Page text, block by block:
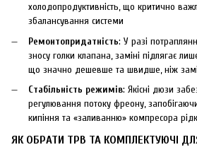
холодопродуктивність, що критично
збалансування системи
Ремонтопридатність: У разі
зносу голки клапана, заміні підлягає
що значно дешевше та швидше, ніж
Стабільність режимів: Якісні дюзи
регулювання потоку фреону,
кипіння та «заливанню» компресора
ЯК ОБРАТИ ТРВ ТА КОМПЛЕКТУЮЧІ